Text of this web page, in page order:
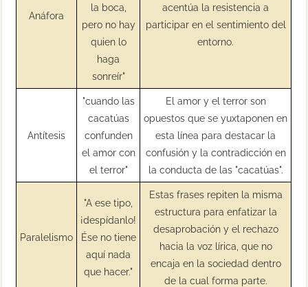
Anáfora
la boca,
pero no hay
quien lo
haga
sonreír"
acentúa la resistencia a
participar en el sentimiento del
entorno.
Antítesis
"cuando las
cacatúas
confunden
el amor con
el terror"
El amor y el terror son
opuestos que se yuxtaponen en
esta línea para destacar la
confusión y la contradicción en
la conducta de las "cacatúas".
Paralelismo
"A ese tipo,
¡despídanlo!
Ése no tiene
aquí nada
que hacer."
Estas frases repiten la misma
estructura para enfatizar la
desaprobación y el rechazo
hacia la voz lírica, que no
encaja en la sociedad dentro
de la cual forma parte.